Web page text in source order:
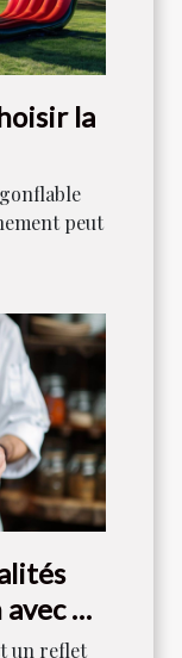
la
peut
un
un reflet